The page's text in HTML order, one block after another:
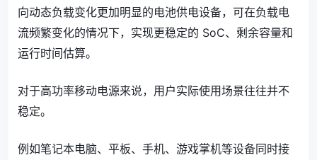
向动态负载变化更加明显的电池供电设备，可在负载电
流频繁变化的情况下，实现更稳定的 SoC、剩余容量和
运行时间估算。
对于高功率移动电源来说，用户实际使用场景往往并不
稳定。
例如笔记本电脑、平板、手机、游戏掌机等设备同时接